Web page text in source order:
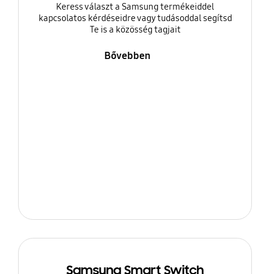
Keress választ a Samsung termékeiddel
kapcsolatos kérdéseidre vagy tudásoddal segítsd
Te is a közösség tagjait
Bővebben
Samsung Smart Switch